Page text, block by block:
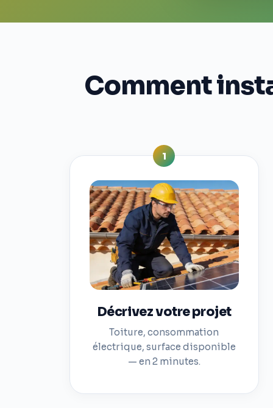
Comment
1
Décrivez votre projet
Toiture, consommation
électrique, surface disponible
— en 2 minutes.